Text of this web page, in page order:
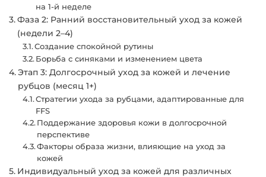
на 1-й неделе
Фаза 2: Ранний восстановительный уход за кожей
(недели 2–4)
Создание спокойной рутины
Борьба с синяками и изменением цвета
Этап 3: Долгосрочный уход за кожей и лечение
рубцов (месяц 1+)
Стратегии ухода за рубцами, адаптированные для
FFS
Поддержание здоровья кожи в долгосрочной
перспективе
Факторы образа жизни, влияющие на уход за
кожей
Индивидуальный уход за кожей для различных